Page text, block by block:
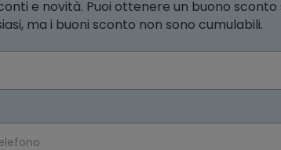
e novità. Puoi ottenere un buono sconto
ma i buoni sconto non sono cumulabili.